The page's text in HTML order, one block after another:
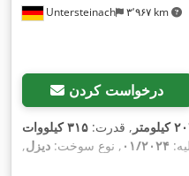
Untersteinach ۳٬۹۶۷ km
درخواست کردن
, قدرت:
۳۱۵ کیلووات
۰۱/۲۰۲۴ , نوع سوخت: دیزل,